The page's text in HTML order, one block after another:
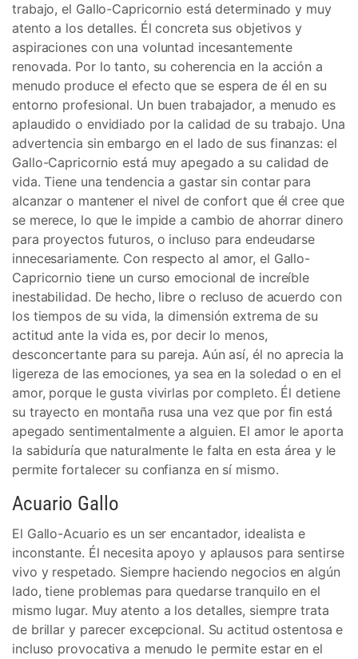
trabajo, el Gallo-Capricornio está determinado y muy
atento a los detalles. Él concreta sus objetivos y
aspiraciones con una voluntad incesantemente
renovada. Por lo tanto, su coherencia en la acción a
menudo produce el efecto que se espera de él en su
entorno profesional. Un buen trabajador, a menudo es
aplaudido o envidiado por la calidad de su trabajo. Una
advertencia sin embargo en el lado de sus finanzas: el
Gallo-Capricornio está muy apegado a su calidad de
vida. Tiene una tendencia a gastar sin contar para
alcanzar o mantener el nivel de confort que él cree que
se merece, lo que le impide a cambio de ahorrar dinero
para proyectos futuros, o incluso para endeudarse
innecesariamente. Con respecto al amor, el Gallo-
Capricornio tiene un curso emocional de increíble
inestabilidad. De hecho, libre o recluso de acuerdo con
los tiempos de su vida, la dimensión extrema de su
actitud ante la vida es, por decir lo menos,
desconcertante para su pareja. Aún así, él no aprecia la
ligereza de las emociones, ya sea en la soledad o en el
amor, porque le gusta vivirlas por completo. Él detiene
su trayecto en montaña rusa una vez que por fin está
apegado sentimentalmente a alguien. El amor le aporta
la sabiduría que naturalmente le falta en esta área y le
permite fortalecer su confianza en sí mismo.
Acuario Gallo
El Gallo-Acuario es un ser encantador, idealista e
inconstante. Él necesita apoyo y aplausos para sentirse
vivo y respetado. Siempre haciendo negocios en algún
lado, tiene problemas para quedarse tranquilo en el
mismo lugar. Muy atento a los detalles, siempre trata
de brillar y parecer excepcional. Su actitud ostentosa e
incluso provocativa a menudo le permite estar en el